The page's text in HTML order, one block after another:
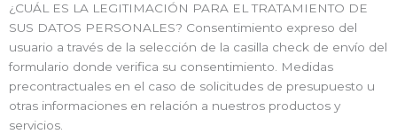
¿CUÁL ES LA LEGITIMACIÓN PARA EL TRATAMIENTO DE
SUS DATOS PERSONALES? Consentimiento expreso del
usuario a través de la selección de la casilla check de envío del
formulario donde verifica su consentimiento. Medidas
precontractuales en el caso de solicitudes de presupuesto u
otras informaciones en relación a nuestros productos y
servicios.